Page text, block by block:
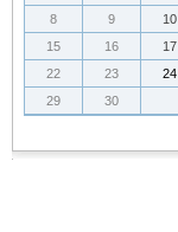
8
9 10
15
16 17
22
23 24
29
30